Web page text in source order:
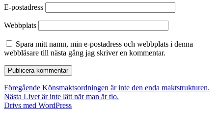
E-postadress
Webbplats
Spara mitt namn, min e-postadress och webbplats i denna
webbläsare till nästa gång jag skriver en kommentar.
Inläggsnavigering
Föregående Föregående
inlägg:
Könsmaktsordningen är inte den enda maktstrukturen.
Nästa Nästa
inlägg:
Livet är inte lätt när man är tio.
Drivs med WordPress